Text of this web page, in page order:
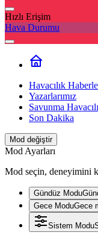
Hızlı Erişim
Hava Durumu
Havacılık
Yazarlarımız
Savunma
Son Dakika
Mod değiştir
Mod Ayarları
Mod seçin, deneyimini
Gündüz Modu
Gece ModuGece
Sistem Modu